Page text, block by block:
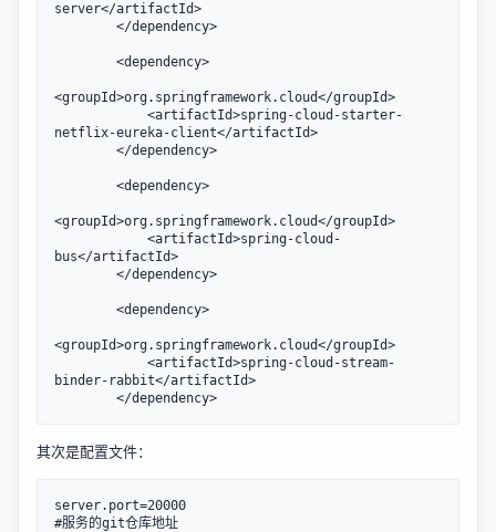
server</artifactId>
<groupId>org.springframework.cloud</groupId>
netflix-eureka-client</artifactId>
<groupId>org.springframework.cloud</groupId>
bus</artifactId>
<groupId>org.springframework.cloud</groupId>
binder-rabbit</artifactId>
        </dependency>
其次是配置文件：
server.port=20000
#服务的git仓库地址